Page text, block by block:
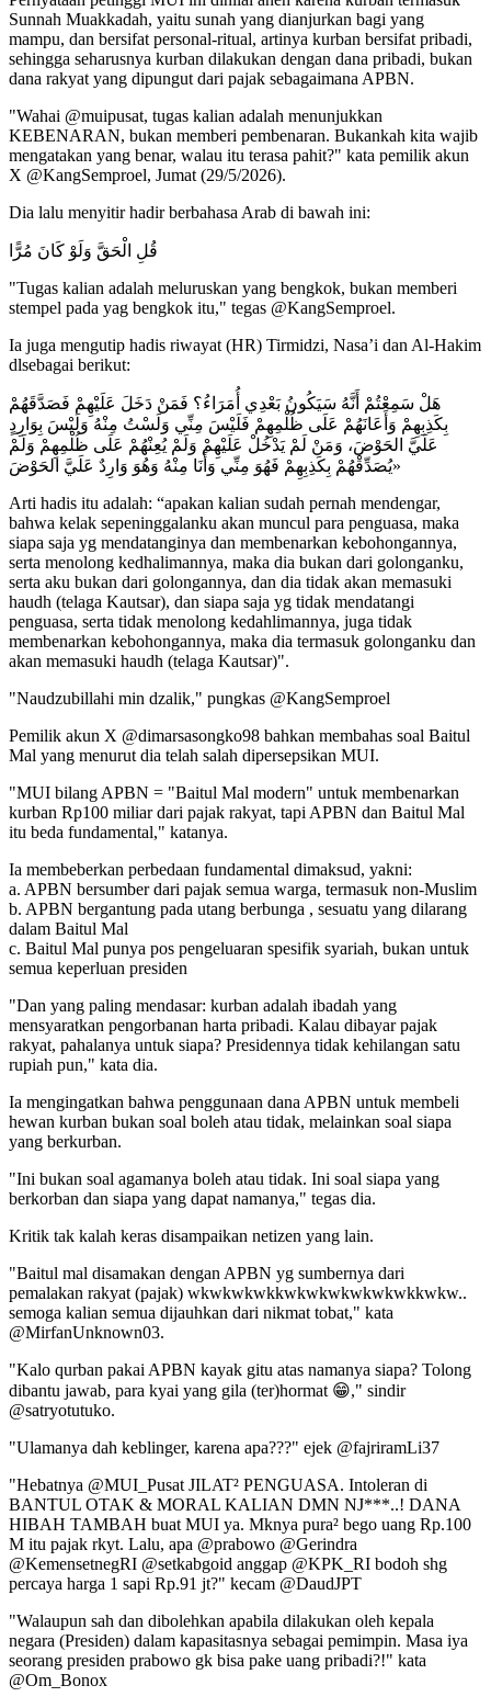
Sunnah Muakkadah, yaitu sunah yang dianjurkan bagi yang
mampu, dan bersifat personal-ritual, artinya kurban bersifat pribadi,
sehingga seharusnya kurban dilakukan dengan dana pribadi, bukan
dana rakyat yang dipungut dari pajak sebagaimana APBN.
"Wahai @muipusat, tugas kalian adalah menunjukkan
KEBENARAN, bukan memberi pembenaran. Bukankah kita wajib
mengatakan yang benar, walau itu terasa pahit?" kata pemilik akun
X @KangSemproel, Jumat (29/5/2026).
Dia lalu menyitir hadir berbahasa Arab di bawah ini:
قُلِ الْحَقَّ وَلَوْ كَانَ مُرًّا
"Tugas kalian adalah meluruskan yang bengkok, bukan memberi
stempel pada yag bengkok itu," tegas @KangSemproel.
Ia juga mengutip hadis riwayat (HR) Tirmidzi, Nasa’i dan Al-Hakim
dlsebagai berikut:
هَلْ سَمِعْتُمْ أَنَّهُ سَيَكُونُ بَعْدِي أُمَرَاءُ؟ فَمَنْ دَخَلَ عَلَيْهِمْ فَصَدَّقَهُمْ
بِكَذِبِهِمْ وَأَعَانَهُمْ عَلَى ظُلْمِهِمْ فَلَيْسَ مِنِّي وَلَسْتُ مِنْهُ وَلَيْسَ بِوَارِدٍ
عَلَيَّ الحَوْضَ، وَمَنْ لَمْ يَدْخُلْ عَلَيْهِمْ وَلَمْ يُعِنْهُمْ عَلَى ظُلْمِهِمْ وَلَمْ
يُصَدِّقْهُمْ بِكَذِبِهِمْ فَهُوَ مِنِّي وَأَنَا مِنْهُ وَهُوَ وَارِدٌ عَلَيَّ الحَوْضَ»
Arti hadis itu adalah: “apakan kalian sudah pernah mendengar,
bahwa kelak sepeninggalanku akan muncul para penguasa, maka
siapa saja yg mendatanginya dan membenarkan kebohongannya,
serta menolong kedhalimannya, maka dia bukan dari golonganku,
serta aku bukan dari golongannya, dan dia tidak akan memasuki
haudh (telaga Kautsar), dan siapa saja yg tidak mendatangi
penguasa, serta tidak menolong kedahlimannya, juga tidak
membenarkan kebohongannya, maka dia termasuk golonganku dan
akan memasuki haudh (telaga Kautsar)".
"Naudzubillahi min dzalik," pungkas @KangSemproel
Pemilik akun X @dimarsasongko98 bahkan membahas soal Baitul
Mal yang menurut dia telah salah dipersepsikan MUI.
"MUI bilang APBN = "Baitul Mal modern" untuk membenarkan
kurban Rp100 miliar dari pajak rakyat, tapi APBN dan Baitul Mal
itu beda fundamental," katanya.
Ia membeberkan perbedaan fundamental dimaksud, yakni:
a. APBN bersumber dari pajak semua warga, termasuk non-Muslim
b. APBN bergantung pada utang berbunga , sesuatu yang dilarang
dalam Baitul Mal
c. Baitul Mal punya pos pengeluaran spesifik syariah, bukan untuk
semua keperluan presiden
"Dan yang paling mendasar: kurban adalah ibadah yang
mensyaratkan pengorbanan harta pribadi. Kalau dibayar pajak
rakyat, pahalanya untuk siapa? Presidennya tidak kehilangan satu
rupiah pun," kata dia.
Ia mengingatkan bahwa penggunaan dana APBN untuk membeli
hewan kurban bukan soal boleh atau tidak, melainkan soal siapa
yang berkurban.
"Ini bukan soal agamanya boleh atau tidak. Ini soal siapa yang
berkorban dan siapa yang dapat namanya," tegas dia.
Kritik tak kalah keras disampaikan netizen yang lain.
"Baitul mal disamakan dengan APBN yg sumbernya dari
pemalakan rakyat (pajak) wkwkwkwkkwkwkwkwkwkwkkwkw..
semoga kalian semua dijauhkan dari nikmat tobat," kata
@MirfanUnknown03.
"Kalo qurban pakai APBN kayak gitu atas namanya siapa? Tolong
dibantu jawab, para kyai yang gila (ter)hormat 😁," sindir
@satryotutuko.
"Ulamanya dah keblinger, karena apa???" ejek @fajriramLi37
"Hebatnya @MUI_Pusat JILAT² PENGUASA. Intoleran di
BANTUL OTAK & MORAL KALIAN DMN NJ***..! DANA
HIBAH TAMBAH buat MUI ya. Mknya pura² bego uang Rp.100
M itu pajak rkyt. Lalu, apa @prabowo @Gerindra
@KemensetnegRI @setkabgoid anggap @KPK_RI bodoh shg
percaya harga 1 sapi Rp.91 jt?" kecam @DaudJPT
"Walaupun sah dan dibolehkan apabila dilakukan oleh kepala
negara (Presiden) dalam kapasitasnya sebagai pemimpin. Masa iya
seorang presiden prabowo gk bisa pake uang pribadi?!" kata
@Om_Bonox